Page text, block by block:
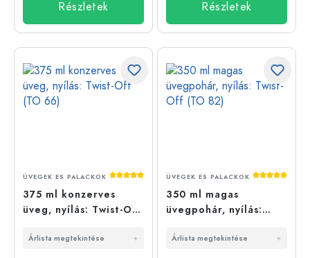
Részletek Részletek
Átlagos értékelés 5 a 5 csillagból
ÜVEGEK ES PALACKOK
375 ml konzerves
üveg, nyílás: Twist-Off
Árlista megtekintése
Átlagos
ÜVEGEK ES PALACKOK
350 ml magas
üvegpohár, nyílás:
Árlista megtekintése